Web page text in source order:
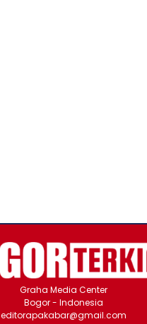
Graha Media Center
Bogor - Indonesia
editorapakabar@gmail.com